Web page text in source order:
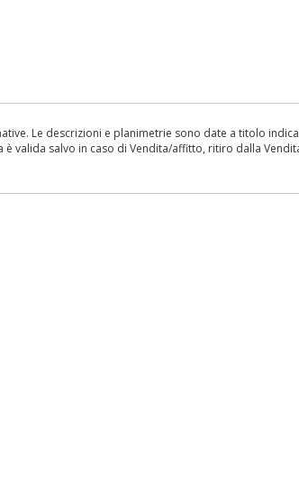
Le descrizioni e planimetrie sono date a titolo
valida salvo in caso di Vendita/affitto, ritiro dalla